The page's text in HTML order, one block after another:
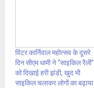
विंटर कार्निवाल महोत्सव के दूसरे
दिन सीएम धामी ने “साइकिल रैली”
को दिखाई हरी झंडी, खुद भी
साइकिल चलाकर लोगों का बढ़ाया